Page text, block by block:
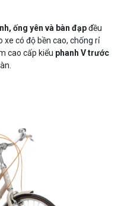
ống yên và bàn đạpđều
xe có độ bền cao, chống rỉ
cao cấp kiểu phanh V trước